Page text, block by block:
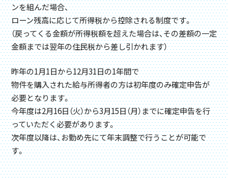
ンを組んだ場合、
ローン残高に応じて所得税から控除される制度です。
（戻ってくる金額が所得税額を超えた場合は、その差額の一定
金額までは翌年の住民税から差し引かれます）
昨年の1月1日から12月31日の1年間で
物件を購入された給与所得者の方は初年度のみ確定申告が
必要となります。
今年度は2月16日（火）から3月15日（月）までに確定申告を行
っていただく必要があります。
次年度以降は、お勤め先にて年末調整で行うことが可能で
す。